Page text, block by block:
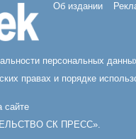
Об издании
персональных
правах и порядке
сайте
СК ПРЕСС».